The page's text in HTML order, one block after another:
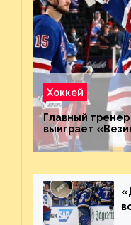
Хоккей
Главный
выиграет
невероятен